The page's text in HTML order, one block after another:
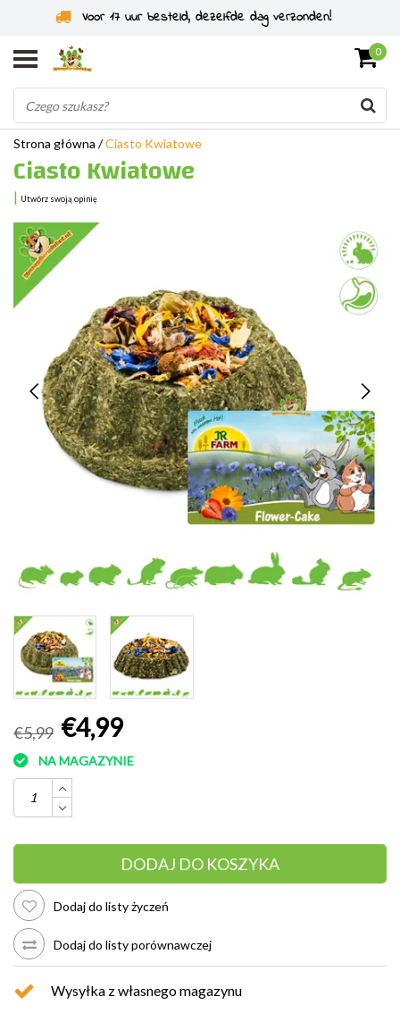
Specjaliści od gryzoni od 2011 roku
0
Strona główna /Ciasto Kwiatowe
Ciasto Kwiatowe
| Utwórz swoją opinię
€5,99 €4,99
NA MAGAZYNIE
DODAJ DO KOSZYKA
Dodaj do listy życzeń
Dodaj do listy porównawczej
Wysyłka z własnego magazynu